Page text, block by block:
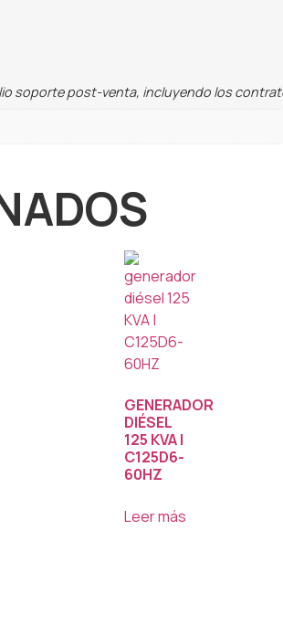
soporte post-venta, incluyendo los
GENERADOR
DIÉSEL
125 KVA |
C125D6-
60HZ
Leer más